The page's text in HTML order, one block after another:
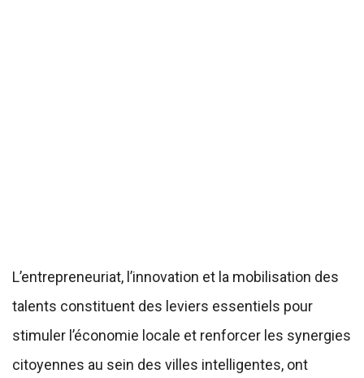
L’entrepreneuriat, l’innovation et la mobilisation des
talents constituent des leviers essentiels pour
stimuler l’économie locale et renforcer les synergies
citoyennes au sein des villes intelligentes, ont